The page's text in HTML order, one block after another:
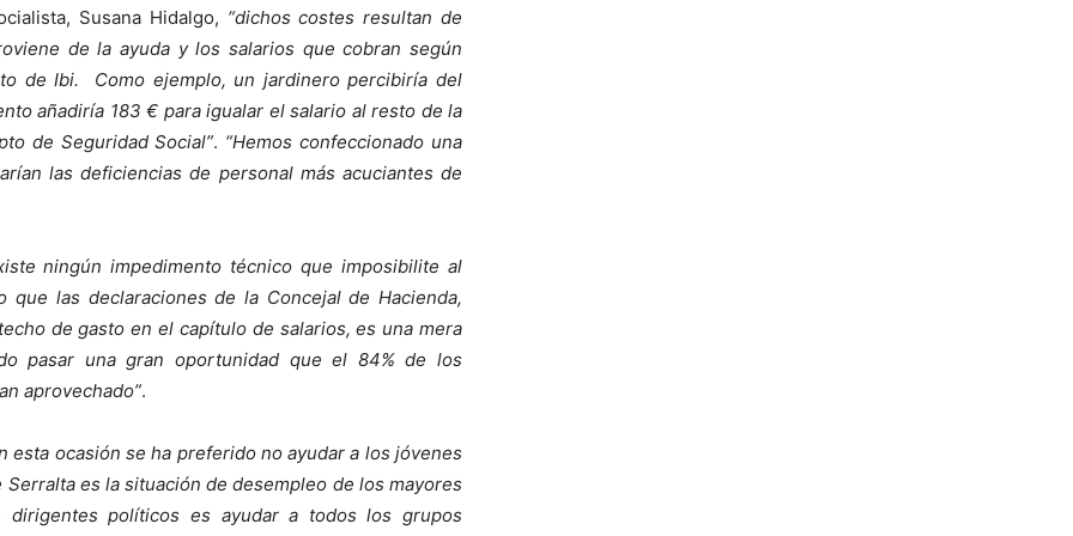
Susana Hidalgo, “dichos costes resultan de
de la ayuda y los salarios que cobran según
de Ibi. Como ejemplo, un jardinero percibiría del
añadiría 183 € para igualar el salario al resto de la
de Seguridad Social”. “Hemos confeccionado una
las deficiencias de personal más acuciantes de
ningún impedimento técnico que imposibilite al
que las declaraciones de la Concejal de Hacienda,
de gasto en el capítulo de salarios, es una mera
pasar una gran oportunidad que el 84% de los
aprovechado”.
esta ocasión se ha preferido no ayudar a los jóvenes
es la situación de desempleo de los mayores
políticos es ayudar a todos los grupos